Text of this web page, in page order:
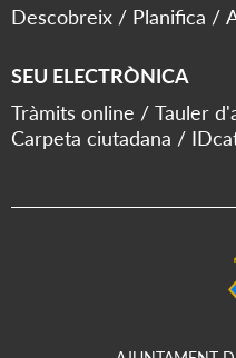
Descobreix
Planifica
SEU ELECTRÒNICA
Tràmits online
Tauler
Carpeta ciutadana